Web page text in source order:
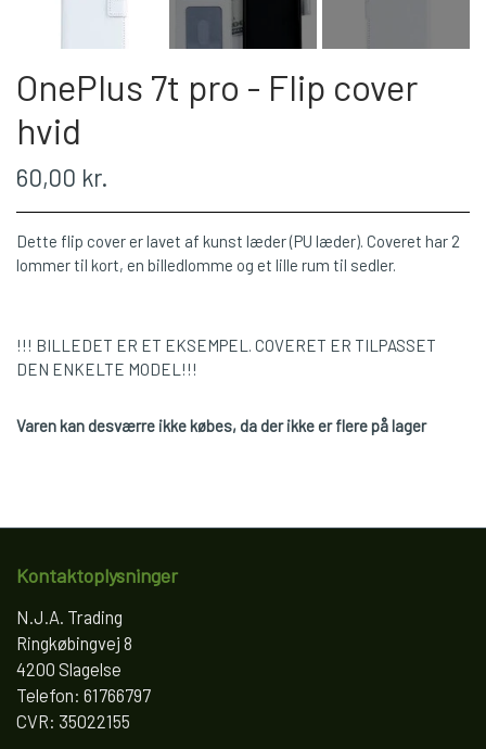
OnePlus 7t pro - Flip cover
hvid
60,00 kr.
Dette flip cover er lavet af kunst læder (PU læder). Coveret har 2
lommer til kort, en billedlomme og et lille rum til sedler.
!!! BILLEDET ER ET EKSEMPEL. COVERET ER TILPASSET
DEN ENKELTE MODEL!!!
Varen kan desværre ikke købes, da der ikke er flere på lager
Kontaktoplysninger
N.J.A. Trading
Ringkøbingvej 8
4200 Slagelse
Telefon: 61766797
CVR: 35022155